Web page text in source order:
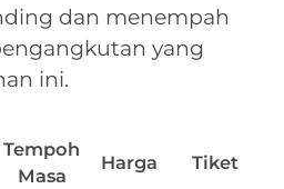
dan menempah
yang
ini.
Tempoh
Masa
Harga Tiket